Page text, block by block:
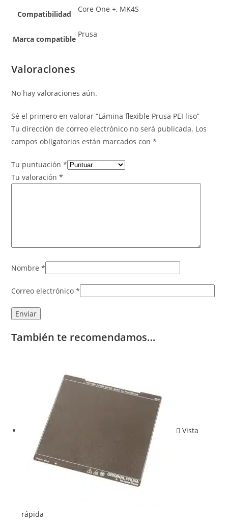
Compatibilidad
Core One +, MK4S
Marca compatible
Prusa
Valoraciones
No hay valoraciones aún.
Sé el primero en valorar “Lámina flexible Prusa PEI liso”
Tu dirección de correo electrónico no será publicada. Los
campos obligatorios están marcados con*
Tu puntuación*
Tu valoración*
Nombre*
Correo electrónico*
También te recomendamos…
Vista
rápida